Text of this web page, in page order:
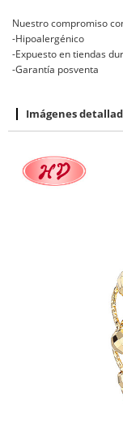
Nuestro compromiso
-Hipoalergénico
-Expuesto en tiendas
-Garantía posventa
Imágenes